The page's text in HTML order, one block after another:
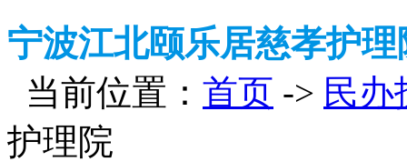
宁波江北颐乐居慈孝护理
当前位置： 首页 -> 民办
护理院